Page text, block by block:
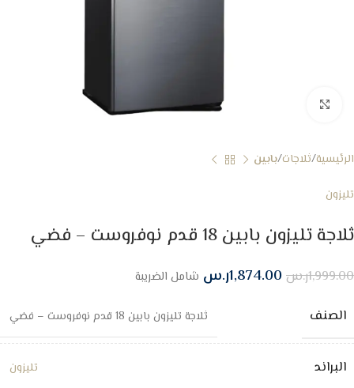
الرئيسية ثلاجات بابين
تليزون
ثلاجة تليزون بابين 18 قدم نوفروست – فضي
1,999.00ر.س1,874.00ر.س شامل الضريبة
الصنف ثلاجة تليزون بابين 18 قدم نوفروست – فضي
البراند تليزون